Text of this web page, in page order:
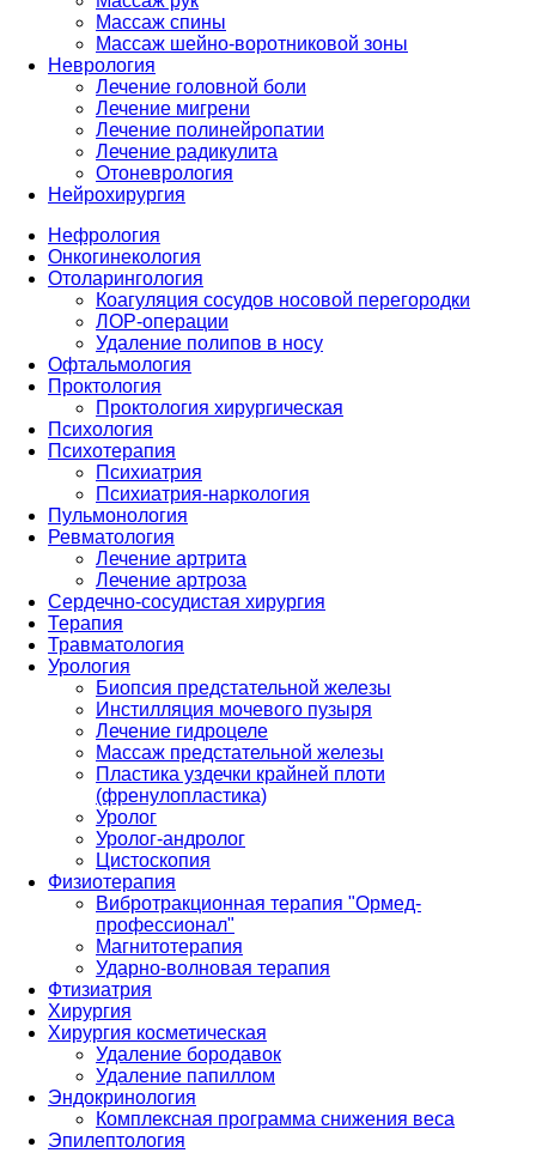
Массаж спины
Массаж шейно-воротниковой зоны
Неврология
Лечение головной боли
Лечение мигрени
Лечение полинейропатии
Лечение радикулита
Отоневрология
Нейрохирургия
Нефрология
Онкогинекология
Отоларингология
Коагуляция сосудов носовой перегородки
ЛОР-операции
Удаление полипов в носу
Офтальмология
Проктология
Проктология хирургическая
Психология
Психотерапия
Психиатрия
Психиатрия-наркология
Пульмонология
Ревматология
Лечение артрита
Лечение артроза
Сердечно-сосудистая хирургия
Терапия
Травматология
Урология
Биопсия предстательной железы
Инстилляция мочевого пузыря
Лечение гидроцеле
Массаж предстательной железы
Пластика уздечки крайней плоти
(френулопластика)
Уролог
Уролог-андролог
Цистоскопия
Физиотерапия
Вибротракционная терапия "Ормед-
профессионал"
Магнитотерапия
Ударно-волновая терапия
Фтизиатрия
Хирургия
Хирургия косметическая
Удаление бородавок
Удаление папиллом
Эндокринология
Комплексная программа снижения веса
Эпилептология